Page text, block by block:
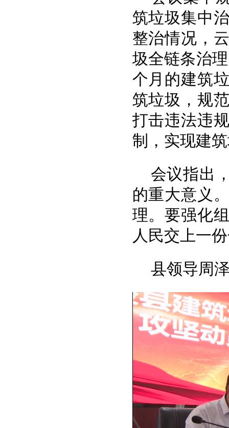
筑垃圾集中
整治情况，
圾全链条治
个月的建筑
筑垃圾，规
打击违法违
制，实现建
会议指出
的重大意义
理。要强化
人民交上一
县领导周